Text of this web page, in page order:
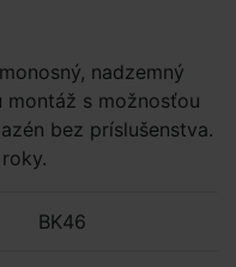
nadzemný
s možnosťou
bez príslušenstva.
BK46